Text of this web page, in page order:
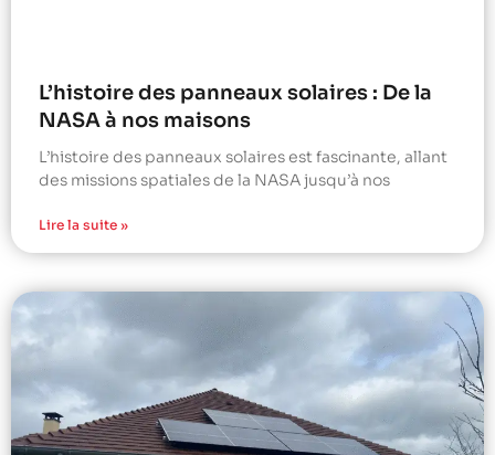
L’histoire des panneaux solaires : De la
NASA à nos maisons
L’histoire des panneaux solaires est fascinante, allant
des missions spatiales de la NASA jusqu’à nos
Lire la suite »